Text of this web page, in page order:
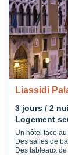
Liassidi
3 jours / 2
Logement
Un hôtel face
Des salles de
Des tableaux